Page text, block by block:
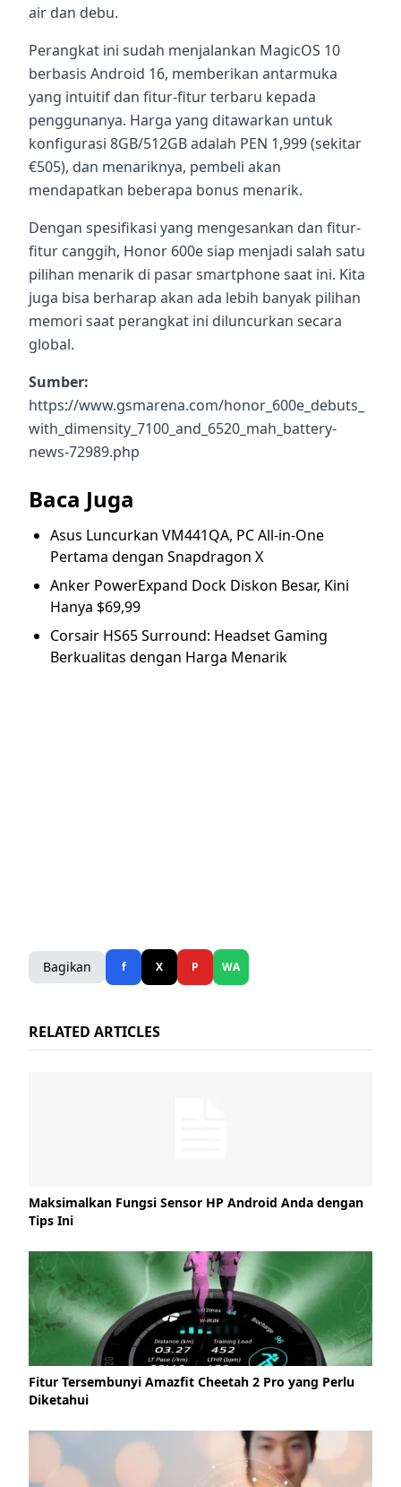
air dan debu.
Perangkat ini sudah menjalankan MagicOS 10
berbasis Android 16, memberikan antarmuka
yang intuitif dan fitur-fitur terbaru kepada
penggunanya. Harga yang ditawarkan untuk
konfigurasi 8GB/512GB adalah PEN 1,999 (sekitar
€505), dan menariknya, pembeli akan
mendapatkan beberapa bonus menarik.
Dengan spesifikasi yang mengesankan dan fitur-
fitur canggih, Honor 600e siap menjadi salah satu
pilihan menarik di pasar smartphone saat ini. Kita
juga bisa berharap akan ada lebih banyak pilihan
memori saat perangkat ini diluncurkan secara
global.
Sumber:
https://www.gsmarena.com/honor_600e_debuts_
with_dimensity_7100_and_6520_mah_battery-
news-72989.php
Baca Juga
Asus Luncurkan VM441QA, PC All-in-One
Pertama dengan Snapdragon X
Anker PowerExpand Dock Diskon Besar, Kini
Hanya $69,99
Corsair HS65 Surround: Headset Gaming
Berkualitas dengan Harga Menarik
Bagikan f X P WA
RELATED ARTICLES
Maksimalkan Fungsi Sensor HP Android Anda dengan
Tips Ini
Fitur Tersembunyi Amazfit Cheetah 2 Pro yang Perlu
Diketahui